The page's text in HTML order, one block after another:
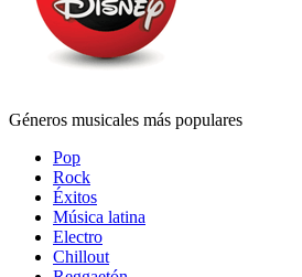
Géneros musicales más populares
Pop
Rock
Éxitos
Música latina
Electro
Chillout